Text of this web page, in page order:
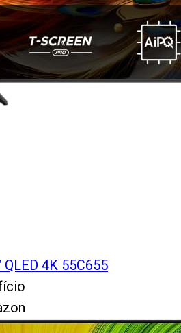
4K 55C655